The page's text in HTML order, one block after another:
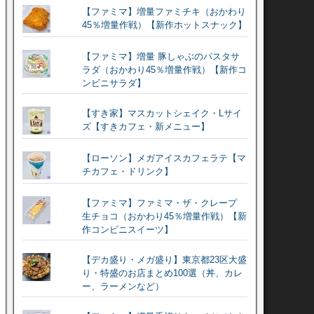
【ファミマ】増量ファミチキ（おかわり
45％増量作戦）【新作ホットスナック】
【ファミマ】増量 豚しゃぶのパスタサ
ラダ（おかわり45％増量作戦）【新作コ
ンビニサラダ】
【すき家】マスカットシェイク・Lサイ
ズ【すきカフェ・新メニュー】
【ローソン】メガアイスカフェラテ【マ
チカフェ・ドリンク】
【ファミマ】ファミマ・ザ・クレープ
生チョコ（おかわり45％増量作戦）【新
作コンビニスイーツ】
【デカ盛り・メガ盛り】東京都23区大盛
り・特盛のお店まとめ100選（丼、カレ
ー、ラーメンなど）